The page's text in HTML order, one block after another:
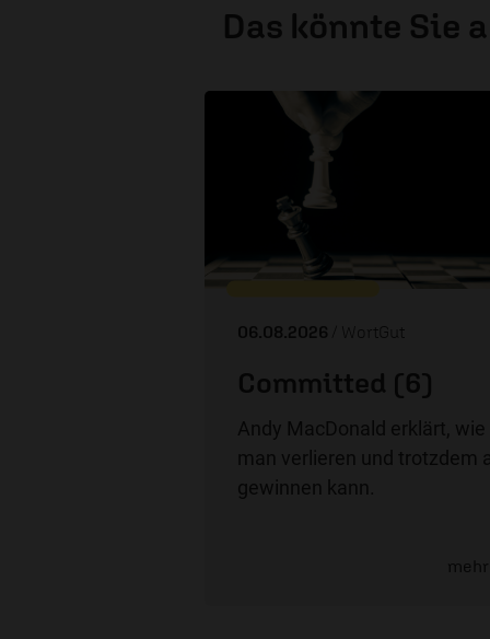
Das könnte Sie
06.08.2026 / WortGut
Committed (6)
Andy MacDonald erklärt, wie
man verlieren und trotzdem
gewinnen kann.
mehr